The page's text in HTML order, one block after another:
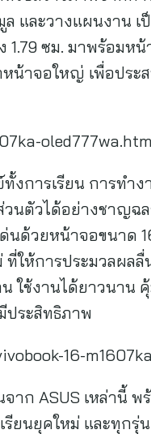
และวางแผนงาน
ซม. มาพร้อมหน้
น้าจอใหญ่ เพื่อประ
งการเรียน การทำ
นตัวได้อย่างชาญฉ
นด้วยหน้าจอขนาด
ที่ให้การประมวลผล
ใช้งานได้ยาวนาน
ประสิทธิภาพ
16-
าก ASUS เหล่านี้ พ
ยนยุคใหม่ และทุกรุ่